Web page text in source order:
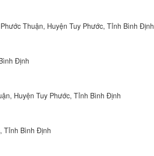
Thuận, Huyện Tuy Phước, Tỉnh Bình Định
Định
Huyện Tuy Phước, Tỉnh Bình Định
Tỉnh Bình Định